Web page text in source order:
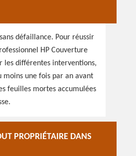
défaillance. Pour réussir
HP Couverture
les différentes interventions,
une fois par an avant
feuilles mortes accumulées
PROPRIÉTAIRE DANS